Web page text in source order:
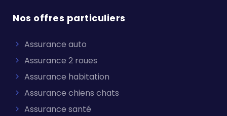
Nos offres particuliers
Assurance auto
Assurance 2 roues
Assurance habitation
Assurance chiens chats
Assurance santé